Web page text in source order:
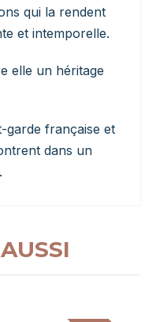
qui la rendent
et intemporelle.
elle un héritage
garde française et
dans un